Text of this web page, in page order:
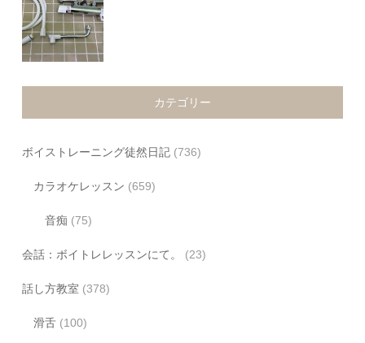
カテゴリー
ボイストレーニング徒然日記 (736)
カラオケレッスン (659)
音痴 (75)
会話：ボイトレレッスンにて。 (23)
話し方教室 (378)
滑舌 (100)